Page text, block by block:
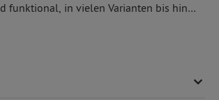
funktional, in vielen Varianten bis hin
Hier als Kastenwagen mit
z. B. Müdigkeitswarner
und seitlicher Schiebetür,